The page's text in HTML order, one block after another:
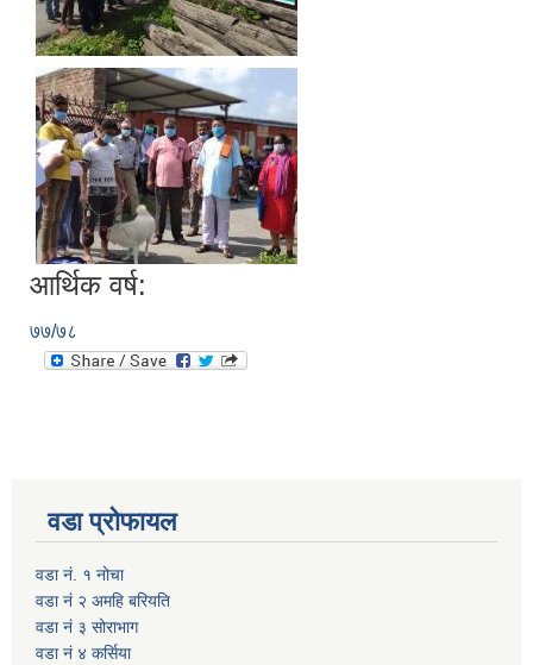
आर्थिक वर्ष:
७७/७८
वडा प्रोफायल
वडा नं. १ नोचा
वडा नं २ अमहि बरियति
वडा नं ३ सोराभाग
वडा नं ४ कर्सिया